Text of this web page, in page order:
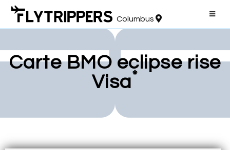
Columbus
Carte BMO eclipse rise
Visa*